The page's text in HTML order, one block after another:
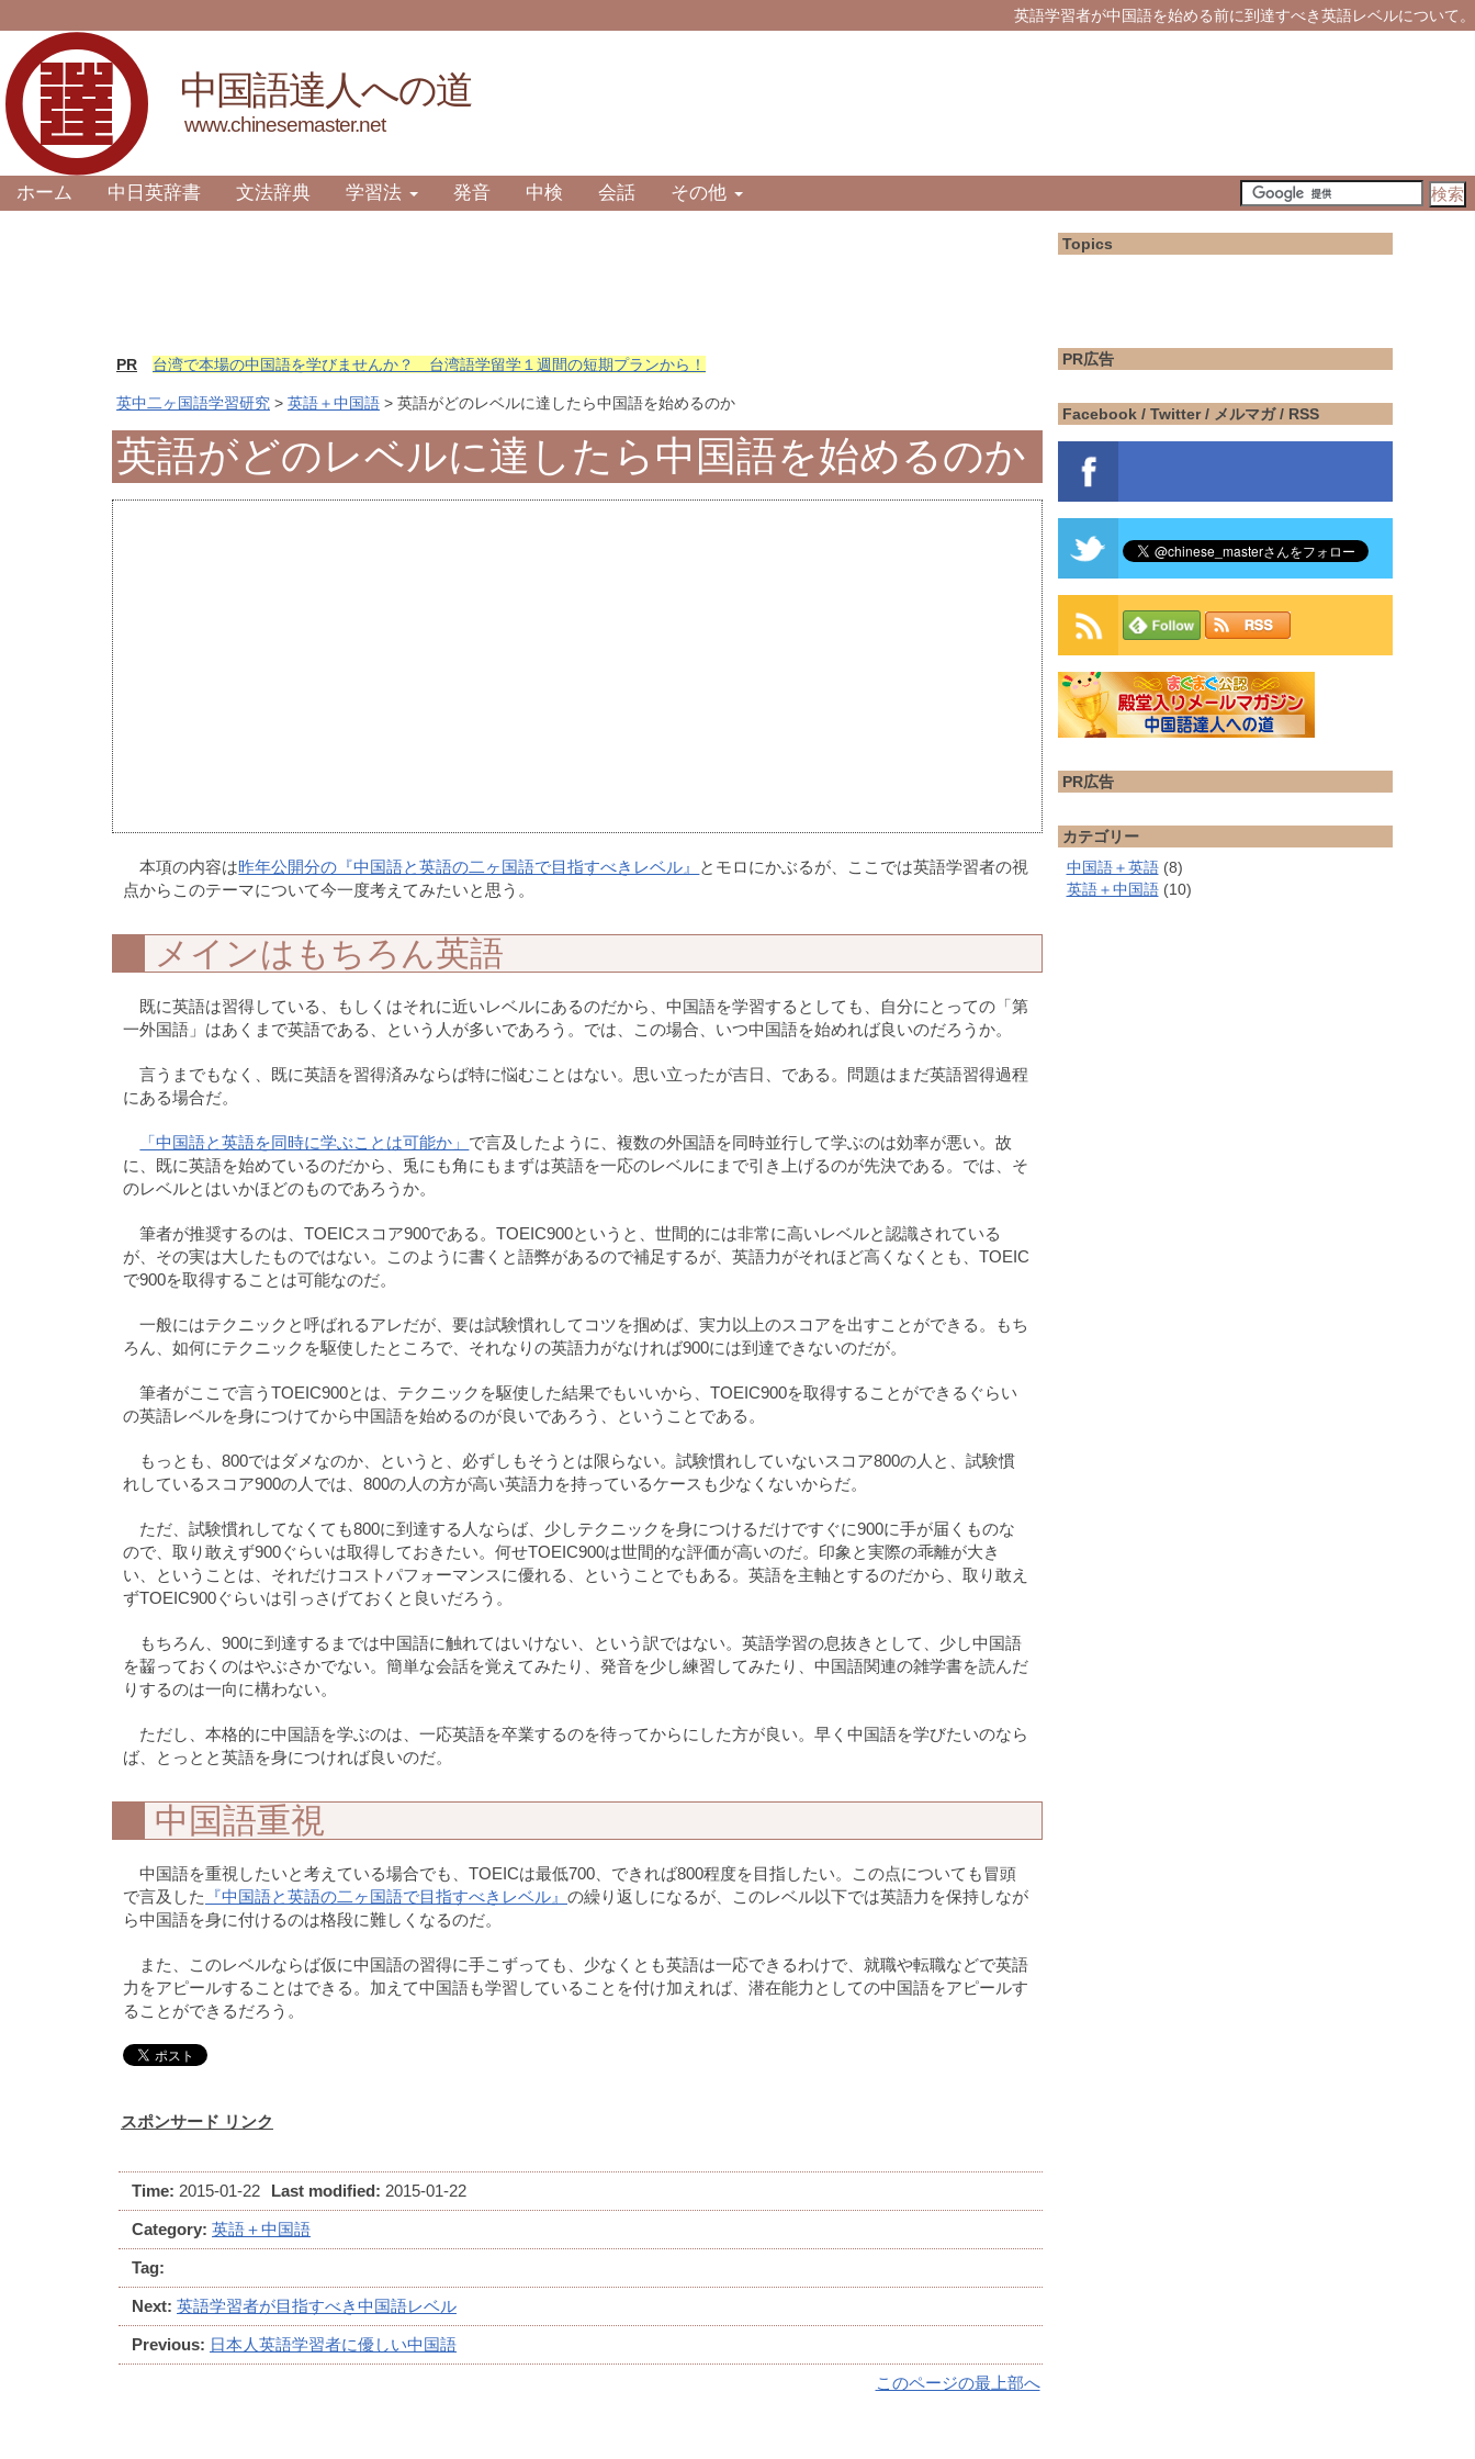
英語学習者が中国語を始める前に到達すべき英語レベルについて。
中国語達人への道
www.chinesemaster.net
ホーム 中日英辞書 文法辞典 学習法 発音 中検 会話 その他
Topics
PR 台湾で本場の中国語を学びませんか？ 台湾語学留学１週間の短期プランから！
英中二ヶ国語学習研究 > 英語＋中国語 > 英語がどのレベルに達したら中国語を始めるのか
英語がどのレベルに達したら中国語を始めるのか
本項の内容は昨年公開分の『中国語と英語の二ヶ国語で目指すべきレベル』 とモロにかぶるが、ここでは英語学習者の視
点からこのテーマについて今一度考えてみたいと思う。
メインはもちろん英語
既に英語は習得している、もしくはそれに近いレベルにあるのだから、中国語を学習するとしても、自分にとっての「第
一外国語」はあくまで英語である、という人が多いであろう。では、この場合、いつ中国語を始めれば良いのだろうか。
言うまでもなく、既に英語を習得済みならば特に悩むことはない。思い立ったが吉日、である。問題はまだ英語習得過程
にある場合だ。
「中国語と英語を同時に学ぶことは可能か」 で言及したように、複数の外国語を同時並行して学ぶのは効率が悪い。故
に、既に英語を始めているのだから、兎にも角にもまずは英語を一応のレベルにまで引き上げるのが先決である。では、そ
のレベルとはいかほどのものであろうか。
筆者が推奨するのは、TOEICスコア900である。TOEIC900というと、世間的には非常に高いレベルと認識されている
が、その実は大したものではない。このように書くと語弊があるので補足するが、英語力がそれほど高くなくとも、TOEIC
で900を取得することは可能なのだ。
一般にはテクニックと呼ばれるアレだが、要は試験慣れしてコツを掴めば、実力以上のスコアを出すことができる。もち
ろん、如何にテクニックを駆使したところで、それなりの英語力がなければ900には到達できないのだが。
筆者がここで言うTOEIC900とは、テクニックを駆使した結果でもいいから、TOEIC900を取得することができるぐらい
の英語レベルを身につけてから中国語を始めるのが良いであろう、ということである。
もっとも、800ではダメなのか、というと、必ずしもそうとは限らない。試験慣れしていないスコア800の人と、試験慣
れしているスコア900の人では、800の人の方が高い英語力を持っているケースも少なくないからだ。
ただ、試験慣れしてなくても800に到達する人ならば、少しテクニックを身につけるだけですぐに900に手が届くものな
ので、取り敢えず900ぐらいは取得しておきたい。何せTOEIC900は世間的な評価が高いのだ。印象と実際の乖離が大き
い、ということは、それだけコストパフォーマンスに優れる、ということでもある。英語を主軸とするのだから、取り敢え
ずTOEIC900ぐらいは引っさげておくと良いだろう。
もちろん、900に到達するまでは中国語に触れてはいけない、という訳ではない。英語学習の息抜きとして、少し中国語
を齧っておくのはやぶさかでない。簡単な会話を覚えてみたり、発音を少し練習してみたり、中国語関連の雑学書を読んだ
りするのは一向に構わない。
ただし、本格的に中国語を学ぶのは、一応英語を卒業するのを待ってからにした方が良い。早く中国語を学びたいのなら
ば、とっとと英語を身につければ良いのだ。
中国語重視
中国語を重視したいと考えている場合でも、TOEICは最低700、できれば800程度を目指したい。この点についても冒頭
で言及した
『中国語と英語の二ヶ国語で目指すべきレベル』 の繰り返しになるが、このレベル以下では英語力を保持しなが
ら中国語を身に付けるのは格段に難しくなるのだ。
また、このレベルならば仮に中国語の習得に手こずっても、少なくとも英語は一応できるわけで、就職や転職などで英語
力をアピールすることはできる。加えて中国語も学習していることを付け加えれば、潜在能力としての中国語をアピールす
ることができるだろう。
スポンサード リンク
Time: 2015-01-22 Last modified: 2015-01-22
Category: 英語＋中国語
Tag:
Next: 英語学習者が目指すべき中国語レベル
Previous: 日本人英語学習者に優しい中国語
このページの最上部へ
PR広告
Facebook / Twitter / メルマガ / RSS
PR広告
カテゴリー
中国語＋英語(8)
英語＋中国語(10)